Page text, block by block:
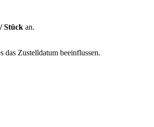
Stück an.
Zustelldatum beeinflussen.